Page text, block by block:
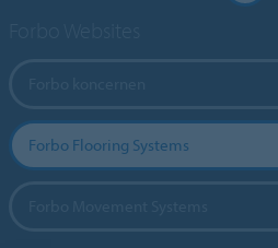
Forbo Flooring Systems